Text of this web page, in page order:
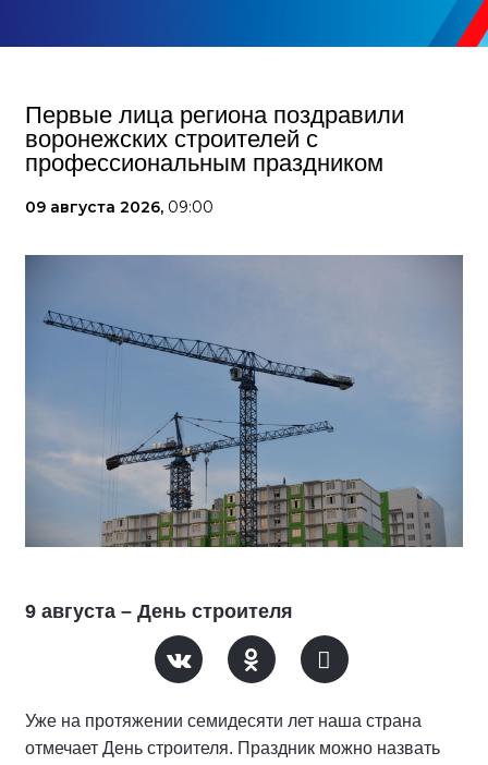
Первые лица региона поздравили
воронежских строителей с
профессиональным праздником
09 августа 2026, 09:00
9 августа – День строителя
Уже на протяжении семидесяти лет наша страна
отмечает День строителя. Праздник можно назвать